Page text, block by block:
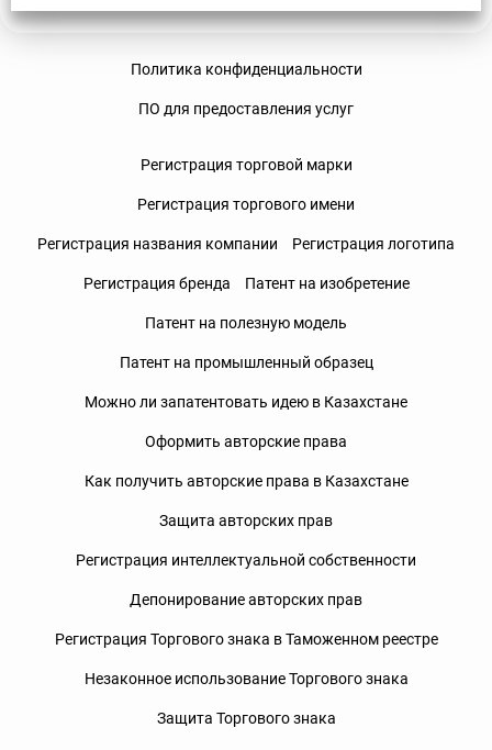
Политика конфиденциальности
ПО для предоставления услуг
Регистрация торговой марки
Регистрация торгового имени
Регистрация названия компании Регистрация логотипа
Регистрация бренда Патент на изобретение
Патент на полезную модель
Патент на промышленный образец
Можно ли запатентовать идею в Казахстане
Оформить авторские права
Как получить авторские права в Казахстане
Защита авторских прав
Регистрация интеллектуальной собственности
Депонирование авторских прав
Регистрация Торгового знака в Таможенном реестре
Незаконное использование Торгового знака
Защита Торгового знака